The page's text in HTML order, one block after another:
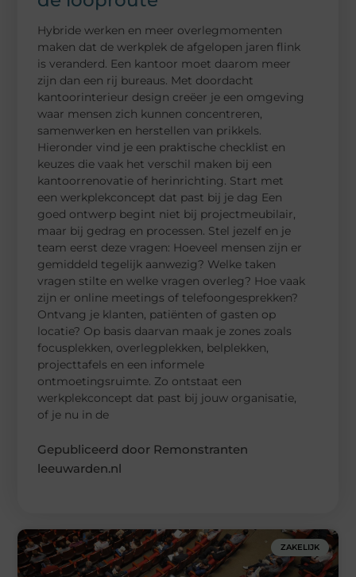
Hybride werken en meer overlegmomenten
maken dat de werkplek de afgelopen jaren flink
is veranderd. Een kantoor moet daarom meer
zijn dan een rij bureaus. Met doordacht
kantoorinterieur design creëer je een omgeving
waar mensen zich kunnen concentreren,
samenwerken en herstellen van prikkels.
Hieronder vind je een praktische checklist en
keuzes die vaak het verschil maken bij een
kantoorrenovatie of herinrichting. Start met
een werkplekconcept dat past bij je dag Een
goed ontwerp begint niet bij projectmeubilair,
maar bij gedrag en processen. Stel jezelf en je
team eerst deze vragen: Hoeveel mensen zijn er
gemiddeld tegelijk aanwezig? Welke taken
vragen stilte en welke vragen overleg? Hoe vaak
zijn er online meetings of telefoongesprekken?
Ontvang je klanten, patiënten of gasten op
locatie? Op basis daarvan maak je zones zoals
focusplekken, overlegplekken, belplekken,
projecttafels en een informele
ontmoetingsruimte. Zo ontstaat een
werkplekconcept dat past bij jouw organisatie,
of je nu in de
Gepubliceerd door Remonstranten
leeuwarden.nl
ZAKELIJK